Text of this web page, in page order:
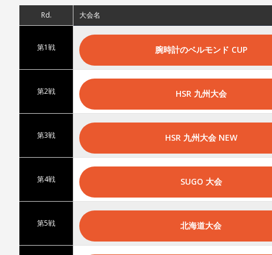
Rd. 大会名
第1戦 腕時計のベルモンド CUP
第2戦 HSR 九州大会
第3戦 HSR 九州大会 NEW
第4戦 SUGO 大会
第5戦 北海道大会